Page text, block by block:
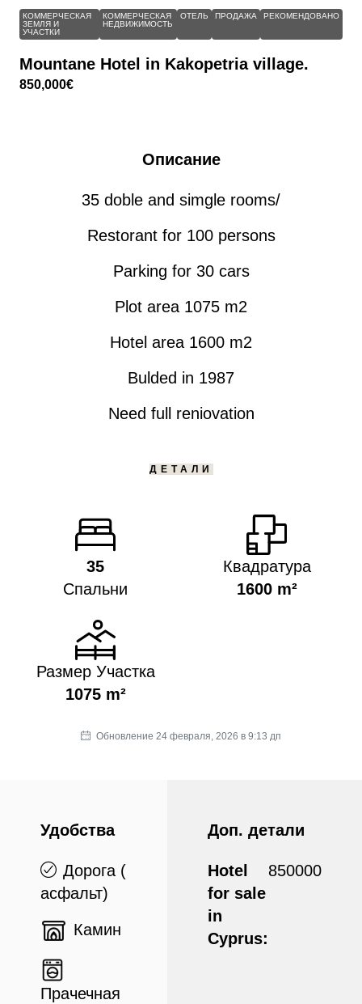
КОММЕРЧЕСКАЯ
ЗЕМЛЯ И
УЧАСТКИ
КОММЕРЧЕСКАЯ
НЕДВИЖИМОСТЬ
ОТЕЛЬ ПРОДАЖА РЕКОМЕНДОВАНО
Mountane Hotel in Kakopetria village.
850,000€
Описание
35 doble and simgle rooms/
Restorant for 100 persons
Parking for 30 cars
Plot area 1075 m2
Hotel area 1600 m2
Bulded in 1987
Need full reniovation
ДЕТАЛИ
35
Спальни
Квадратура
1600 m²
Размер Участка
1075 m²
Обновление 24 февраля, 2026 в 9:13 дп
Удобства
Дорога (
асфальт)
Камин
Прачечная
Доп. детали
Hotel
for sale
in
Cyprus:
850000